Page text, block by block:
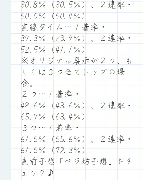
30.8％（30.5％）、２連率・
50.0％（50.4％）
直線タイム…１着率・
37.3％（23.9％）、２連率・
52.5％（41.1％）
※オリジナル展示が２つ、も
しくは３つ全てトップの場
合。
２つ…１着率・
48.6％（43.6％）、２連率・
65.7％（63.4％）
３つ…１着率・
61.5％（55.6％）、２連率・
61.5％（72.3％）
直前予想「ペラ坊予想」をチ
ェック♪